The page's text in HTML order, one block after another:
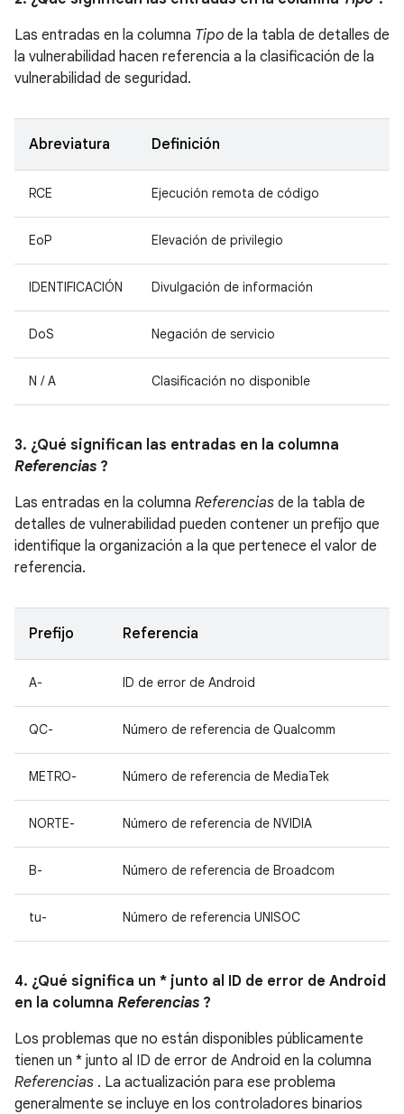
Las entradas en la columna Tipo de la tabla de detalles de
la vulnerabilidad hacen referencia a la clasificación de la
vulnerabilidad de seguridad.
Abreviatura Definición
RCE Ejecución remota de código
EoP Elevación de privilegio
IDENTIFICACIÓN Divulgación de información
DoS Negación de servicio
N / A Clasificación no disponible
3. ¿Qué significan las entradas en la columna
Referencias ?
Las entradas en la columna Referencias de la tabla de
detalles de vulnerabilidad pueden contener un prefijo que
identifique la organización a la que pertenece el valor de
referencia.
Prefijo Referencia
A- ID de error de Android
QC- Número de referencia de Qualcomm
METRO- Número de referencia de MediaTek
NORTE- Número de referencia de NVIDIA
B- Número de referencia de Broadcom
tu- Número de referencia UNISOC
4. ¿Qué significa un * junto al ID de error de Android
en la columna Referencias ?
Los problemas que no están disponibles públicamente
tienen un * junto al ID de error de Android en la columna
Referencias . La actualización para ese problema
generalmente se incluye en los controladores binarios